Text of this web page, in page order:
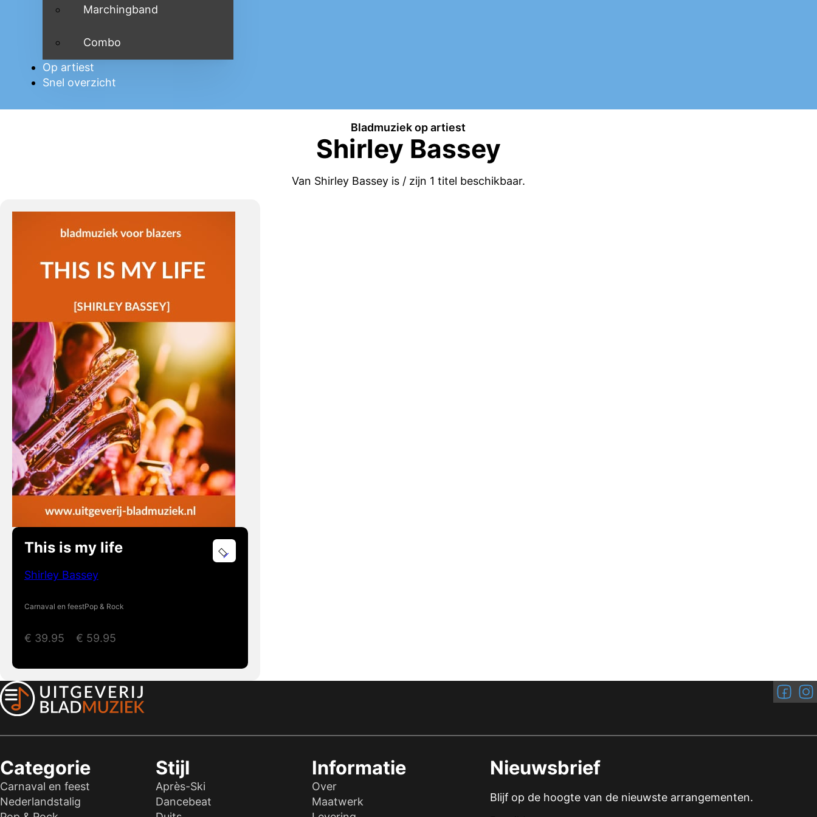
Marchingband
Combo
Op artiest
Snel overzicht
Bladmuziek op artiest
Shirley Bassey
Van Shirley Bassey is / zijn 1 titel beschikbaar.
This is my life
Shirley Bassey
Carnaval en feestPop & Rock
€ 39.95 € 59.95
Volg
Categorie
Carnaval en feest
Nederlandstalig
Stijl
Après-Ski
Dancebeat
Informatie
Over
Maatwerk
Nieuwsbrief
Blijf op de hoogte van de nieuwste arrangementen.